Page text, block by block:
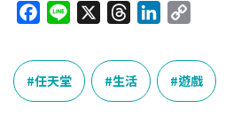
c
e
b
n
e
r
e
a
n
e
p
y
L
任天堂 生活 遊戲